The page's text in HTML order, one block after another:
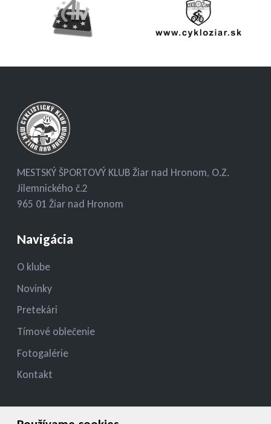
MESTSKÝ ŠPORTOVÝ KLUB Žiar nad Hronom, O.Z.
Jilemnického č.2
965 01 Žiar nad Hronom
Navigácia
O klube
Novinky
Pretekári
Tímové oblečenie
Fotogalérie
Kontakt
Kontakt